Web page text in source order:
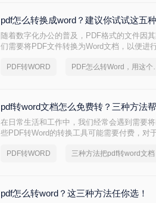
pdf怎么转换成word？建议你试试这五种
随着数字化办公的普及，PDF格式的文件因
们需要将PDF文件转换为Word文档，以便进
PDF转WORD PDF怎
pdf转word文档怎么免费转？三种方法
在日常生活和工作中，我们经常会遇到需要
些PDF转Word的转换工具可能需要付费，对
介绍几种免费将PDF转换为Word文档的方法
PDF转WORD 三种方法把pdf转word文档
pdf怎么转word？这三种方法任你选！